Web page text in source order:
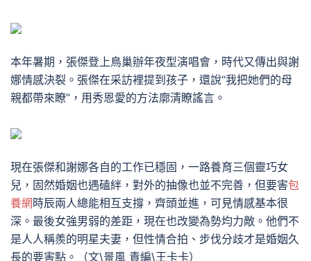
本年暑期，張傑登上鳥巢辦年夜型演唱會，時代又傳出與謝
娜情感決裂。張傑在采訪裡提到孩子，還說“我把她們的母
親都帶來瞭”，用秀恩愛的方法廓清瞭謠言。
現在張傑和謝娜各自的工作已穩固，一路養育三個靈巧女
兒，固然婚姻也遇磕絆，對外的抽像也並不完善，但要害包
養網 時辰兩人總能相互支撐，齊頭並進，可見情感基本很
深。最後女強男弱的差距，現在也改變為勢均力敵。他們不
是人人稱羨的明星夫妻，但性情合拍、步伐分歧才是婚姻久
長的要害點。（文\景風 責編\王卡卡）